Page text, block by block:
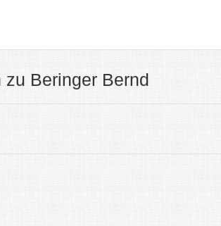
zu Beringer Bernd